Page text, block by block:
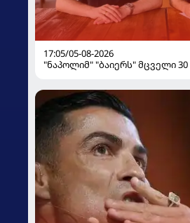
17:05/05-08-2026
"ნაპოლიმ" "ბაიერს" მცველი